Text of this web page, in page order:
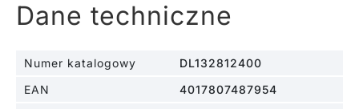
Dane techniczne
Numer katalogowy
DL132812400
EAN
4017807487954